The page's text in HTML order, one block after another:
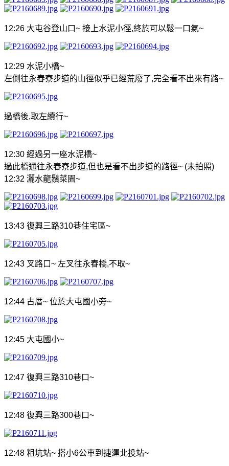
12:26 大屯谷登山口~ 接上水泥小徑,終於可以鬆一口氣~
12:29 水泥小橋~
左側往永春寮步道的山徑似乎已經荒廢了,完全看不出來有路~
過橋後,取左續行~
12:30 經過另一座水泥橋~
過此橋通往永春寮步道,但也是看不出步道的路徑~ (未拍照)
12:32 灑水龍鬚菜園~
13:43 復興三路310巷住宅區~
12:43 叉路口~ 左叉往永春橋,不取~
12:44 古厝~ 位於大屯國小旁~
12:45 大屯國小~
12:47 復興三路310巷口~
12:48 復興三路300巷口~
12:48 粗坑站~ 搭小6公車到捷運北投站~